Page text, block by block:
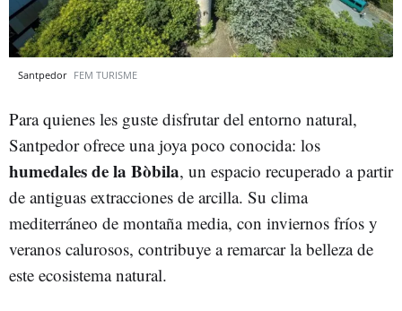
Santpedor FEM TURISME
Para quienes les guste disfrutar del entorno natural,
Santpedor ofrece una joya poco conocida: los
humedales de la Bòbila, un espacio recuperado a partir
de antiguas extracciones de arcilla. Su clima
mediterráneo de montaña media, con inviernos fríos y
veranos calurosos, contribuye a remarcar la belleza de
este ecosistema natural.